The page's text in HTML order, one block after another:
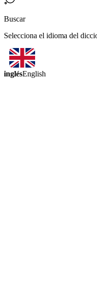
Buscar
Selecciona el idioma del
inglésEnglish